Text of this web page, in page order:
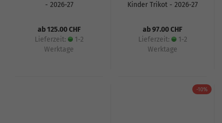
- 2026-27
ab 125.00 CHF
Lieferzeit:
1-2
Werktage
Kinder Trikot - 2026-27
ab 97.00 CHF
Lieferzeit:
1-2
Werktage
-10%